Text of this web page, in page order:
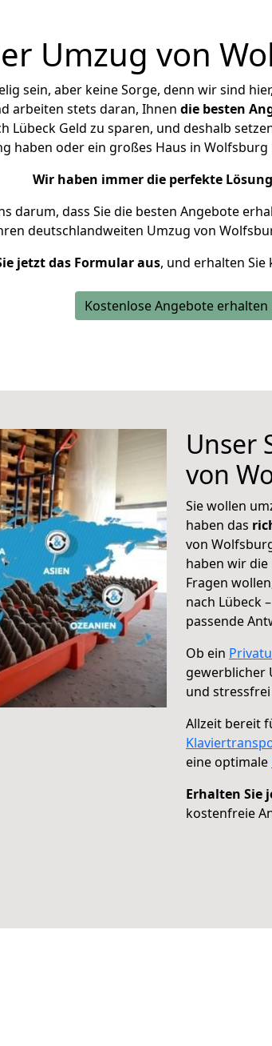
Umzug von
sein, aber keine Sorge, denn wir sind
arbeiten stets daran, Ihnen die besten
Geld zu sparen, und deshalb
haben oder ein großes Haus in
Wir haben immer die perfekte
darum, dass Sie die besten Angebote
deutschlandweiten Umzug von
jetzt das Formular aus, und erhalten Sie
Kostenlose Angebote erhalten
Unser
von
Sie wollen
haben das
von
haben wir
Fragen
nach Lübeck
passende
Ob ein
gewerblicher
und
Allzeit bereit
eine optimale
Erhalten Sie
kostenfreie